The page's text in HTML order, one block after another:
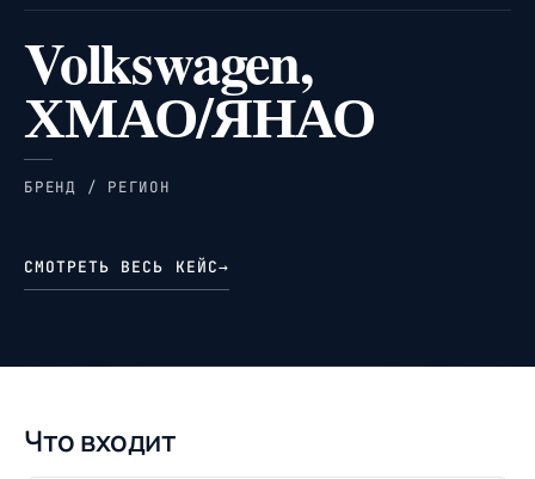
Volkswagen,
ХМАО/ЯНАО
БРЕНД / РЕГИОН
СМОТРЕТЬ ВЕСЬ КЕЙС→
Что входит